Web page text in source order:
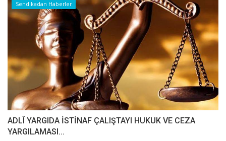
Sendikadan Haberler
ADLÎ YARGIDA İSTİNAF ÇALIŞTAYI HUKUK VE CEZA
YARGILAMASI...